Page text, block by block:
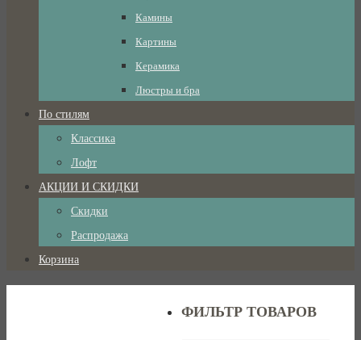
Камины
Картины
Керамика
Люстры и бра
По стилям
Классика
Лофт
АКЦИИ И СКИДКИ
Скидки
Распродажа
Корзина
ФИЛЬТР ТОВАРОВ